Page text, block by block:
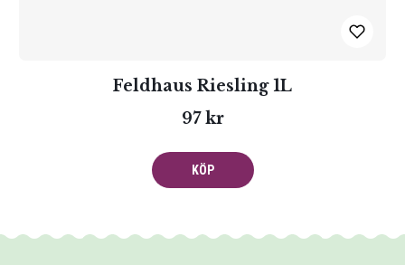
Feldhaus Riesling 1L
97 kr
KÖP